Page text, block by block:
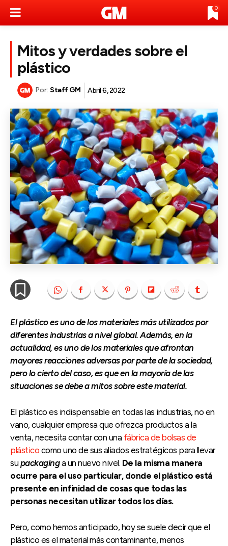
0
Mitos y verdades sobre el
plástico
Por: Staff GM Abril 6, 2022
El plástico es uno de los materiales más utilizados por
diferentes industrias a nivel global. Además, en la
actualidad, es uno de los materiales que afrontan
mayores reacciones adversas por parte de la sociedad,
pero lo cierto del caso, es que en la mayoría de las
situaciones se debe a mitos sobre este material.
El plástico es indispensable en todas las industrias, no en
vano, cualquier empresa que ofrezca productos a la
venta, necesita contar con una fábrica de bolsas de
plástico como uno de sus aliados estratégicos para llevar
supackaginga un nuevo nivel. De la misma manera
ocurre para el uso particular, donde el plástico está
presente en infinidad de cosas que todas las
personas necesitan utilizar todos los días.
Pero, como hemos anticipado, hoy se suele decir que el
plástico es el material más contaminante, menos